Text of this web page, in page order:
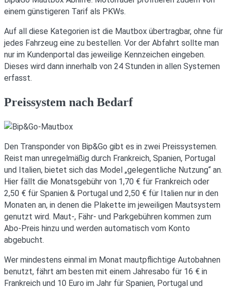
einem günstigeren Tarif als PKWs.
Auf all diese Kategorien ist die Mautbox übertragbar, ohne für
jedes Fahrzeug eine zu bestellen. Vor der Abfahrt sollte man
nur im Kundenportal das jeweilige Kennzeichen eingeben.
Dieses wird dann innerhalb von 24 Stunden in allen Systemen
erfasst.
Preissystem nach Bedarf
Den Transponder von Bip&Go gibt es in zwei Preissystemen.
Reist man unregelmäßig durch Frankreich, Spanien, Portugal
und Italien, bietet sich das Model „gelegentliche Nutzung“ an.
Hier fällt die Monatsgebühr von 1,70 € für Frankreich oder
2,50 € für Spanien & Portugal und 2,50 € für Italien nur in den
Monaten an, in denen die Plakette im jeweiligen Mautsystem
genutzt wird. Maut-, Fähr- und Parkgebühren kommen zum
Abo-Preis hinzu und werden automatisch vom Konto
abgebucht.
Wer mindestens einmal im Monat mautpflichtige Autobahnen
benutzt, fährt am besten mit einem Jahresabo für 16 € in
Frankreich und 10 Euro im Jahr für Spanien, Portugal und